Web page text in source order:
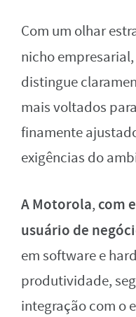
Com um olhar
nicho
distingue
mais voltados
finamente
exigências do
A Motorola, com
usuário de
em software e
produtividade,
integração com o